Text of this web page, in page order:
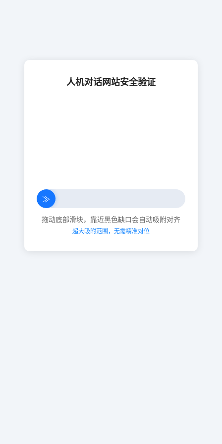
人机对话网站安全验证
≫
拖动底部滑块，靠近黑色缺口会自动吸附对齐
超大吸附范围，无需精准对位